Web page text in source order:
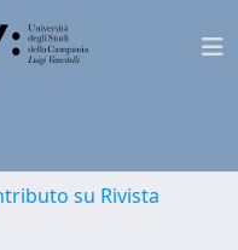
su Rivista